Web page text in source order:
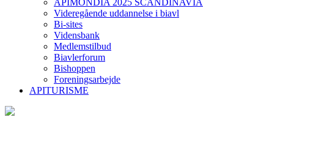
APIMONDIA 2025 SCANDINAVIA
Videregående uddannelse i biavl
Bi-sites
Vidensbank
Medlemstilbud
Biavlerforum
Bishoppen
Foreningsarbejde
APITURISME